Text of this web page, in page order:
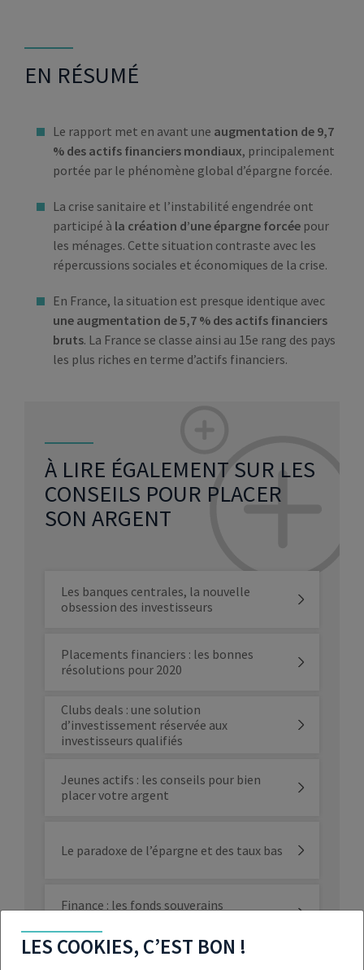
EN RÉSUMÉ
Le rapport met en avant une augmentation de 9,7
% des actifs financiers mondiaux, principalement
portée par le phénomène global d’épargne forcée.
La crise sanitaire et l’instabilité engendrée ont
participé à la création d’une épargne forcée pour
les ménages. Cette situation contraste avec les
répercussions sociales et économiques de la crise.
En France, la situation est presque identique avec
une augmentation de 5,7 % des actifs financiers
bruts. La France se classe ainsi au 15e rang des pays
les plus riches en terme d’actifs financiers.
À LIRE ÉGALEMENT SUR LES
CONSEILS POUR PLACER
SON ARGENT
Les banques centrales, la nouvelle
obsession des investisseurs
Placements financiers : les bonnes
résolutions pour 2020
Clubs deals : une solution
d’investissement réservée aux
investisseurs qualifiés
Jeunes actifs : les conseils pour bien
placer votre argent
Le paradoxe de l’épargne et des taux bas
Finance : les fonds souverains
LES COOKIES, C’EST BON !